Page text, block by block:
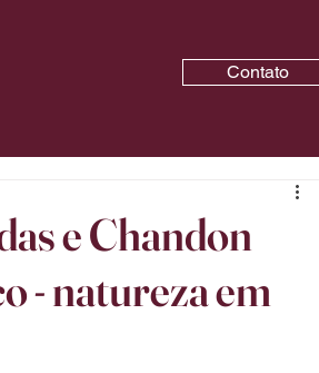
Contato
e Chandon
- natureza em